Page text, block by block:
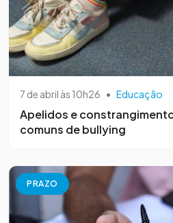
7 de abril às 10h26 • Educação
Apelidos e
comuns de bullying
PRAZO